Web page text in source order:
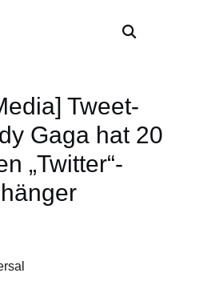
Tweet-
Gaga hat 20
„Twitter“-